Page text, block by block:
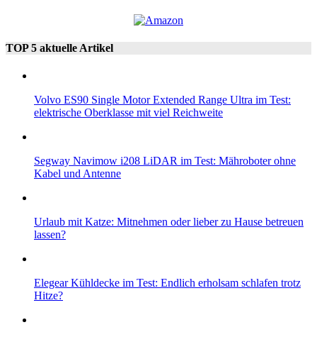
TOP 5 aktuelle Artikel
Volvo ES90 Single Motor Extended Range Ultra im Test:
elektrische Oberklasse mit viel Reichweite
Segway Navimow i208 LiDAR im Test: Mähroboter ohne
Kabel und Antenne
Urlaub mit Katze: Mitnehmen oder lieber zu Hause betreuen
lassen?
Elegear Kühldecke im Test: Endlich erholsam schlafen trotz
Hitze?